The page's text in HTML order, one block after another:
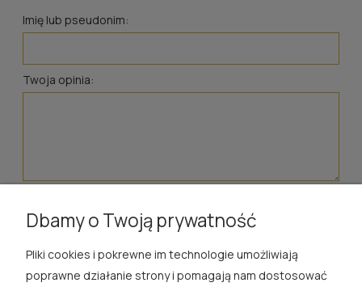
Imię lub pseudonim:
Twoja opinia:
ROSA ĆWIK
Dbamy o Twoją prywatność
Pliki cookies i pokrewne im technologie umożliwiają
poprawne działanie strony i pomagają nam dostosować